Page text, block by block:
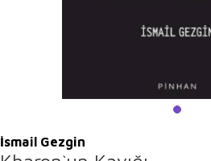
İsmail Gezgin